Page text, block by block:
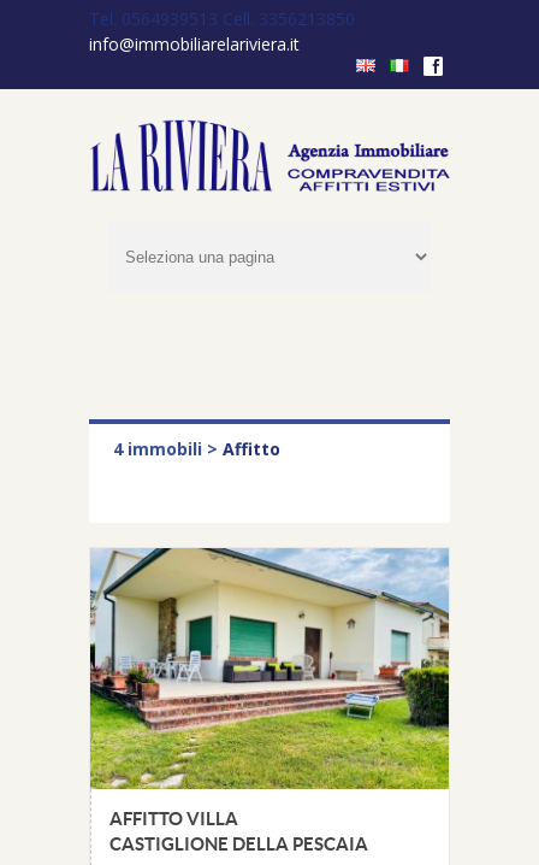
Tel. 0564939513 Cell. 3356213850
info@immobiliarelariviera.it
f
4 immobili > Affitto
AFFITTO VILLA
CASTIGLIONE DELLA PESCAIA